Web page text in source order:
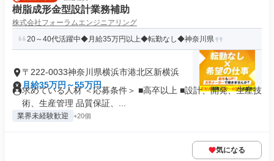
樹脂成形金型設計業務補助
株式会社フォーラムエンジニアリング
20～40代活躍中◆月給35万円以上◆転勤なし◆神奈川県
〒222-0033神奈川県横浜市港北区新横浜
月給35万円～55万円
求めている人材 ＜応募条件＞ ■高卒以上 ■設計、開発、生産技
術、生産管理 品質保証、...
業界未経験歓迎 +20個
気になる